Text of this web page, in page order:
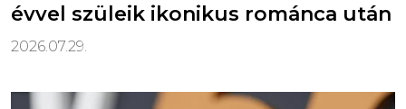
évvel szüleik ikonikus románca után
2026.07.29.